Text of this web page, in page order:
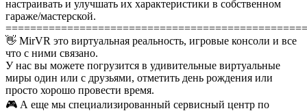
настраивать и улучшать их характеристики в собственном
гараже/мастерской.
👋 MirVR это виртуальная реальность, игровые консоли и все
что с ними связано.
У нас вы можете погрузится в удивительные виртуальные
миры один или с друзьями, отметить день рождения или
просто хорошо провести время.
🎮 А еще мы специализированный сервисный центр по